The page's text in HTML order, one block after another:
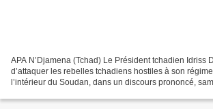
APA N’Djamena (Tchad) Le Président tchadien Idriss
d’attaquer les rebelles tchadiens hostiles à son
l’intérieur du Soudan, dans un discours prononcé,